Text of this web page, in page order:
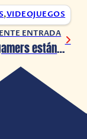
,VIDEOJUEGOS
ENTRADA
Los gamers están de luto, Gus Rodríguez ha fallecido